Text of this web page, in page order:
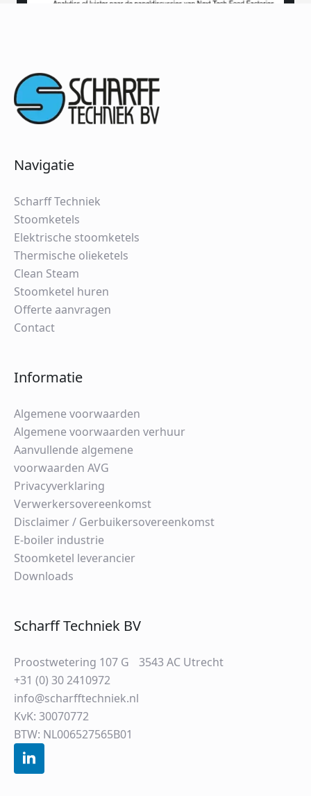
Navigatie
Scharff Techniek
Stoomketels
Elektrische stoomketels
Thermische olieketels
Clean Steam
Stoomketel huren
Offerte aanvragen
Contact
Informatie
Algemene voorwaarden
Algemene voorwaarden verhuur
Aanvullende algemene
voorwaarden AVG
Privacyverklaring
Verwerkersovereenkomst
Disclaimer / Gerbuikersovereenkomst
E-boiler industrie
Stoomketel leverancier
Downloads
Scharff Techniek BV
Proostwetering 107 G 3543 AC Utrecht
+31 (0) 30 2410972
info@scharfftechniek.nl
KvK: 30070772
BTW: NL006527565B01